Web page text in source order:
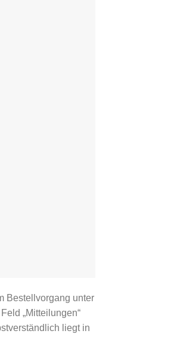
Bestellvorgang unter
„Mitteilungen“
liegt in